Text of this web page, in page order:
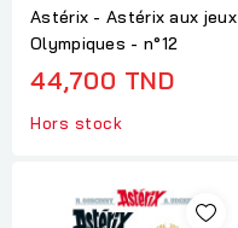
Astérix - Astérix aux jeux
Olympiques - n°12
44,700 TND
Hors stock